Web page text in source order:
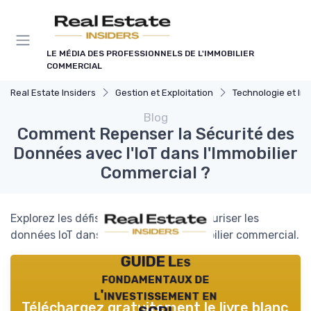
LE MÉDIA DES PROFESSIONNELS DE L'IMMOBILIER
COMMERCIAL
Real Estate Insiders Gestion et Exploitation Technologie et Innovation en
Blog
Comment Repenser la Sécurité des
Données avec l'IoT dans l'Immobilier
Commercial ?
Explorez les défis et solutions pour sécuriser les
données IoT dans le secteur de l'immobilier commercial.
GUIDE Les
fondamentaux de
l'investissement en
Téléchargez gratuitement le livre blanc